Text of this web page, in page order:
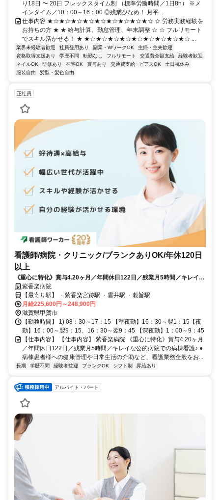
り18日 〜 20日 フレックスタイム制 （標準労働時間／1日8h） ※メ
インタイム／10：00～16：00 ◎残業少なめ！ 月平...
仕事内容 ★☆★☆★☆★☆★☆★☆★☆★☆★☆ ☆ 労務実務経験を
お持ちの方 ★ ★ 給与計算、勤怠管理、年末調整 ☆ ☆ フルリモート
でスキル活かせる！ ★ ★☆★☆★☆★☆★☆★☆★☆★☆★☆ ...
業界未経験者歓迎 社員登用あり 副業・WワークOK
主婦・主夫歓迎
資格取得支援あり
学歴不問 転勤なし フルリモート 交通費全額支給
経験者歓迎
ネイルOK
研修あり 在宅OK 賞与あり 交通費支給 ピアスOK
土日祝休み
服装自由
髪型・髪色自由
正社員
看護師/病院・クリニック/ブランクありOK/年休120日
以上
《重心に特化》賞与4.20ヶ月／年間休日122日／残業月5時間／キレイな
公的病院での病棟看護✨
紫香楽病院
【最寄り駅】 ・紫香楽宮跡駅 ・雲井駅 ・勅旨駅
月給225,600円～248,900円
滋賀県甲賀市
【勤務時間】 1) 08：30～17：15 【準夜勤】16：30～翌1：15【夜
勤】16：00～翌9：15、16：30～翌9：45 【深夜勤】1：00～9：45
【仕事内容】 【仕事内容】 紫香楽病院 《重心に特化》賞与4.20ヶ月
／年間休日122日／残業月5時間／キレイな公的病院での病棟看護♪ ●
病棟患者様への健康管理や日常生活の介助など、看護業務全般をお...
長期 学歴不問 経験者歓迎 ブランクOK シフト制 昇給あり
アルバイト・パート